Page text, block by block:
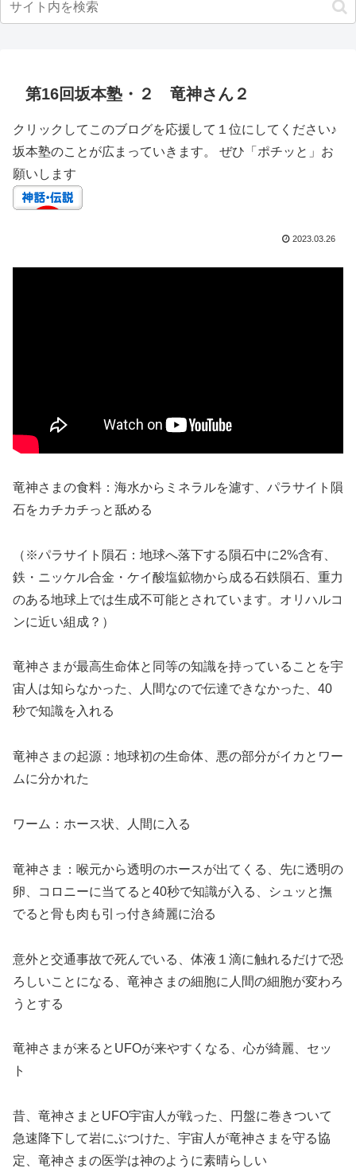
第16回坂本塾・２ 竜神さん２
クリックしてこのブログを応援して１位にしてください♪
坂本塾のことが広まっていきます。 ぜひ「ポチッと」お
願いします
2023.03.26
竜神さまの食料：海水からミネラルを濾す、パラサイト隕
石をカチカチっと舐める
（※パラサイト隕石：地球へ落下する隕石中に2%含有、
鉄・ニッケル合金・ケイ酸塩鉱物から成る石鉄隕石、重力
のある地球上では生成不可能とされています。オリハルコ
ンに近い組成？）
竜神さまが最高生命体と同等の知識を持っていることを宇
宙人は知らなかった、人間なので伝達できなかった、40
秒で知識を入れる
竜神さまの起源：地球初の生命体、悪の部分がイカとワー
ムに分かれた
ワーム：ホース状、人間に入る
竜神さま：喉元から透明のホースが出てくる、先に透明の
卵、コロニーに当てると40秒で知識が入る、シュッと撫
でると骨も肉も引っ付き綺麗に治る
意外と交通事故で死んでいる、体液１滴に触れるだけで恐
ろしいことになる、竜神さまの細胞に人間の細胞が変わろ
うとする
竜神さまが来るとUFOが来やすくなる、心が綺麗、セッ
ト
昔、竜神さまとUFO宇宙人が戦った、円盤に巻きついて
急速降下して岩にぶつけた、宇宙人が竜神さまを守る協
定、竜神さまの医学は神のように素晴らしい